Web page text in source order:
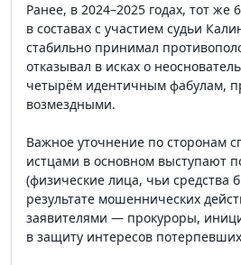
Ранее, в 2024–2025 годах, тот
в составах с участием судьи
стабильно принимал
отказывал в исках о
четырём идентичным фабулам,
возмездными.
Важное уточнение по сторонам
истцами в основном выступают
(физические лица, чьи
результате мошеннических
заявителями — прокуроры,
в защиту интересов